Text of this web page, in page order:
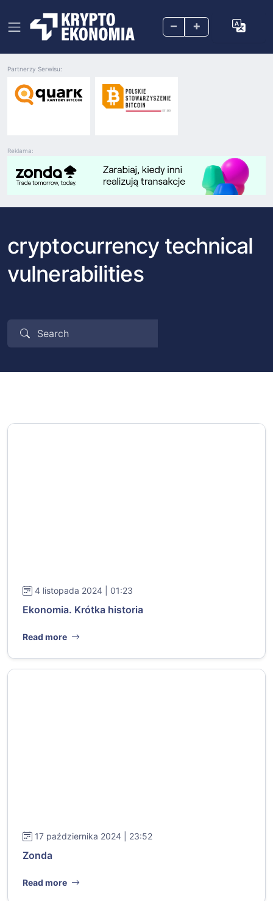
– +
Reklama:
Partnerzy Serwisu:
cryptocurrency technical
vulnerabilities
4 listopada 2024 | 01:23
Ekonomia. Krótka historia
Read more
17 października 2024 | 23:52
Zonda
Read more